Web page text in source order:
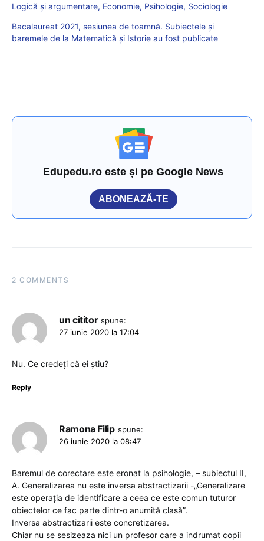
Logică și argumentare, Economie, Psihologie, Sociologie
Bacalaureat 2021, sesiunea de toamnă. Subiectele și
baremele de la Matematică și Istorie au fost publicate
Edupedu.ro este și pe Google News
ABONEAZĂ-TE
2 COMMENTS
un cititor spune:
27 iunie 2020 la 17:04
Nu. Ce credeți că ei știu?
Reply
Ramona Filip spune:
26 iunie 2020 la 08:47
Baremul de corectare este eronat la psihologie, – subiectul II,
A. Generalizarea nu este inversa abstractizarii -„Generalizare
este operaţia de identificare a ceea ce este comun tuturor
obiectelor ce fac parte dintr-o anumită clasă”.
Inversa abstractizarii este concretizarea.
Chiar nu se sesizeaza nici un profesor care a indrumat copii